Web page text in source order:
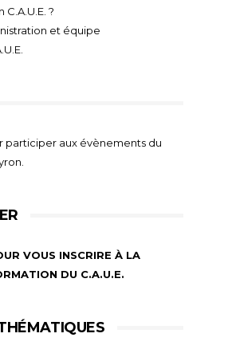
C.A.U.E. ?
et équipe
participer aux évènements du
VOUS INSCRIRE À LA
DU C.A.U.E.